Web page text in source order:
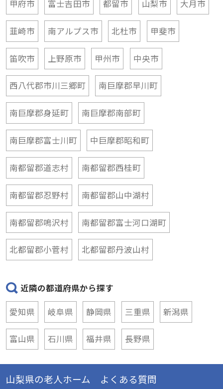
甲府市
富士吉田市 都留市 山梨市 大月市
韮崎市 南アルプス市 北杜市 甲斐市
笛吹市 上野原市 甲州市 中央市
西八代郡市川三郷町 南巨摩郡早川町
南巨摩郡身延町 南巨摩郡南部町
南巨摩郡富士川町 中巨摩郡昭和町
南都留郡道志村 南都留郡西桂町
南都留郡忍野村 南都留郡山中湖村
南都留郡鳴沢村 南都留郡富士河口湖町
北都留郡小菅村 北都留郡丹波山村
近隣の都道府県から探す
愛知県
岐阜県 静岡県 三重県 新潟県
富山県 石川県 福井県 長野県
山梨県の老人ホーム よくある質問